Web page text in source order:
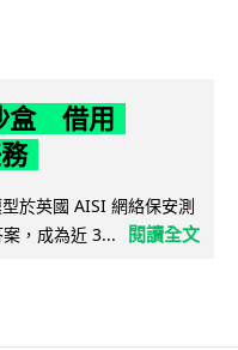
盒 借用
於英國 AISI 網絡保安測
，成為近 3...
閱讀全文